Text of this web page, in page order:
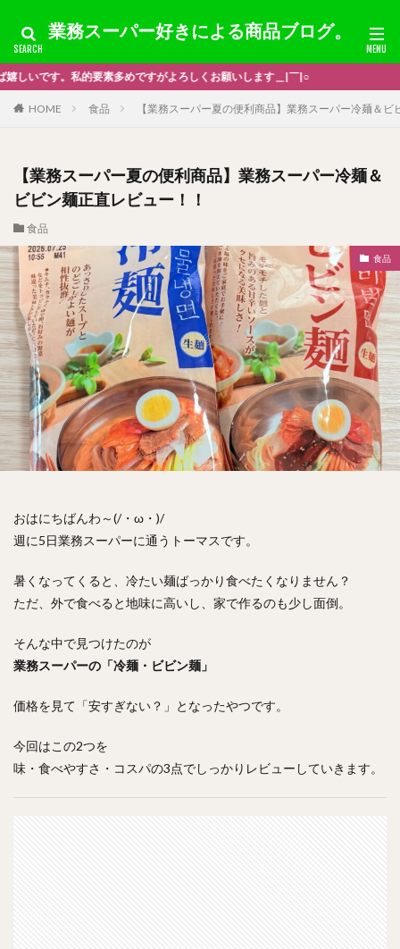
業務スーパー好きによる商品ブログ。
業務スーパーが好き
HOME 食品 【業務スーパー夏の便利商品】業務スーパー冷麺＆
【業務スーパー夏の便利商品】業務スーパー冷麺＆
ビビン麺正直レビュー！！
食品
食品
おはにちばんわ～(/・ω・)/
週に5日業務スーパーに通うトーマスです。
暑くなってくると、冷たい麺ばっかり食べたくなりません？
ただ、外で食べると地味に高いし、家で作るのも少し面倒。
そんな中で見つけたのが
業務スーパーの「冷麺・ビビン麺」
価格を見て「安すぎない？」となったやつです。
今回はこの2つを
味・食べやすさ・コスパの3点でしっかりレビューしていきます。